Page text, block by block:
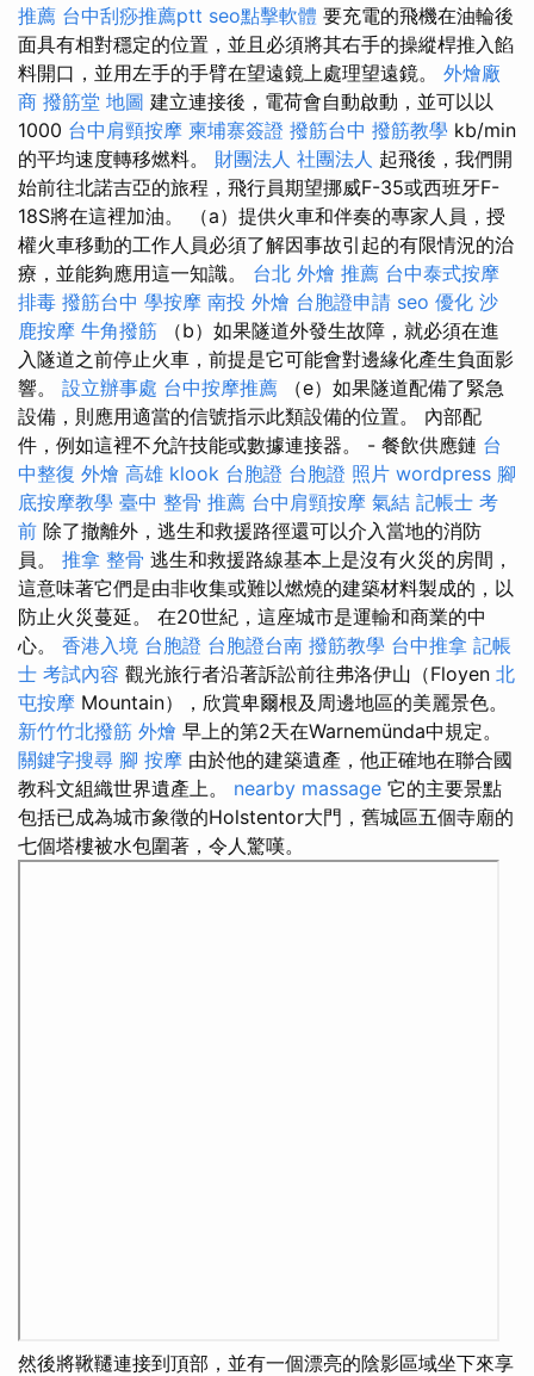
推薦 台中刮痧推薦ptt seo點擊軟體 要充電的飛機在油輪後
面具有相對穩定的位置，並且必須將其右手的操縱桿推入餡
料開口，並用左手的手臂在望遠鏡上處理望遠鏡。 外燴廠
商 撥筋堂 地圖 建立連接後，電荷會自動啟動，並可以以
1000 台中肩頸按摩 柬埔寨簽證 撥筋台中 撥筋教學 kb/min
的平均速度轉移燃料。 財團法人 社團法人 起飛後，我們開
始前往北諾吉亞的旅程，飛行員期望挪威F-35或西班牙F-
18S將在這裡加油。 （a）提供火車和伴奏的專家人員，授
權火車移動的工作人員必須了解因事故引起的有限情況的治
療，並能夠應用這一知識。 台北 外燴 推薦 台中泰式按摩
排毒 撥筋台中 學按摩 南投 外燴 台胞證申請 seo 優化 沙
鹿按摩 牛角撥筋 （b）如果隧道外發生故障，就必須在進
入隧道之前停止火車，前提是它可能會對邊緣化產生負面影
響。 設立辦事處 台中按摩推薦 （e）如果隧道配備了緊急
設備，則應用適當的信號指示此類設備的位置。 內部配
件，例如這裡不允許技能或數據連接器。 - 餐飲供應鏈 台
中整復 外燴 高雄 klook 台胞證 台胞證 照片 wordpress 腳
底按摩教學 臺中 整骨 推薦 台中肩頸按摩 氣結 記帳士 考
前 除了撤離外，逃生和救援路徑還可以介入當地的消防
員。 推拿 整骨 逃生和救援路線基本上是沒有火災的房間，
這意味著它們是由非收集或難以燃燒的建築材料製成的，以
防止火災蔓延。 在20世紀，這座城市是運輸和商業的中
心。 香港入境 台胞證 台胞證台南 撥筋教學 台中推拿 記帳
士 考試內容 觀光旅行者沿著訴訟前往弗洛伊山（Floyen 北
屯按摩 Mountain），欣賞卑爾根及周邊地區的美麗景色。
新竹竹北撥筋 外燴 早上的第2天在Warnemünda中規定。
關鍵字搜尋 腳 按摩 由於他的建築遺產，他正確地在聯合國
教科文組織世界遺產上。 nearby massage 它的主要景點
包括已成為城市象徵的Holstentor大門，舊城區五個寺廟的
七個塔樓被水包圍著，令人驚嘆。
然後將鞦韆連接到頂部，並有一個漂亮的陰影區域坐下來享